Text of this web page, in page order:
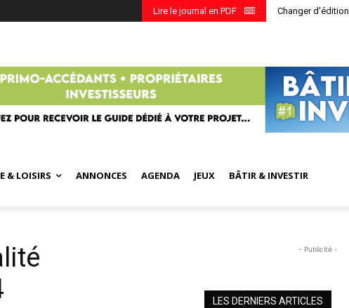
Changer d'édition
Lire le journal en PDF
& LOISIRS ANNONCES AGENDA JEUX BÂTIR & INVESTIR
- Publicité -
LES DERNIERS ARTICLES